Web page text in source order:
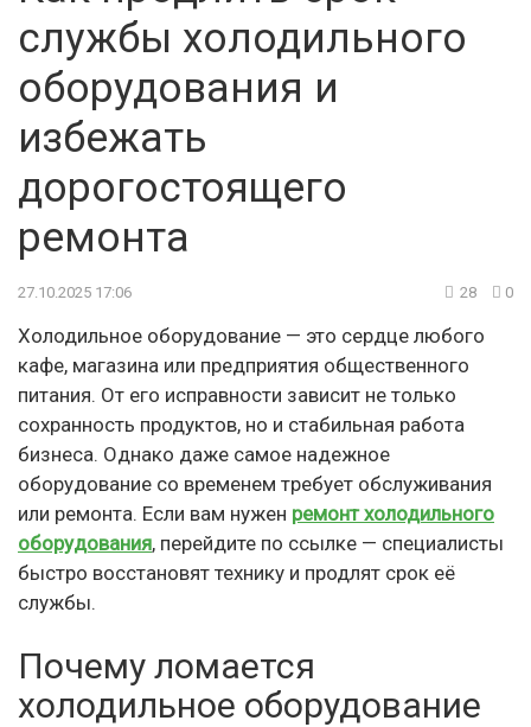
службы холодильного
оборудования и
избежать
дорогостоящего
ремонта
27.10.2025 17:06 28 0
Холодильное оборудование — это сердце любого
кафе, магазина или предприятия общественного
питания. От его исправности зависит не только
сохранность продуктов, но и стабильная работа
бизнеса. Однако даже самое надежное
оборудование со временем требует обслуживания
или ремонта. Если вам нужен ремонт холодильного
оборудования, перейдите по ссылке — специалисты
быстро восстановят технику и продлят срок её
службы.
Почему ломается
холодильное оборудование